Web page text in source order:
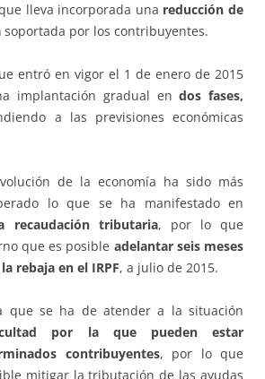
lleva incorporada una reducción de
soportada por los contribuyentes.
entró en vigor el 1 de enero de 2015
implantación gradual endos fases,
a las previsiones económicas
de la economía ha sido más
lo que se ha manifestado en
recaudación tributaria, por lo que
que es posible adelantar seis meses
rebaja en el IRPF, a julio de 2015.
que se ha de atender a la situación
por la que pueden estar
contribuyentes, por lo que
mitigar la tributación de las ayudas